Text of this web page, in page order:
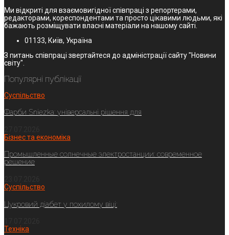
Ми відкриті для взаємовигідної співпраці з репортерами,
редакторами, кореспондентами та просто цікавими людьми, які
бажають розміщувати власні матеріали на нашому сайті.
01133, Київ, Україна
З питань співпраці звертайтеся до адміністрації сайту "Новини
світу".
Популярні публікації
Суспільство
Фарби Sniezka: універсальні рішення для
Бізнес та економіка
Промышленные солнечные электростанции: современное
решение
Суспільство
Цукровий діабет у похилому віці:
Техніка